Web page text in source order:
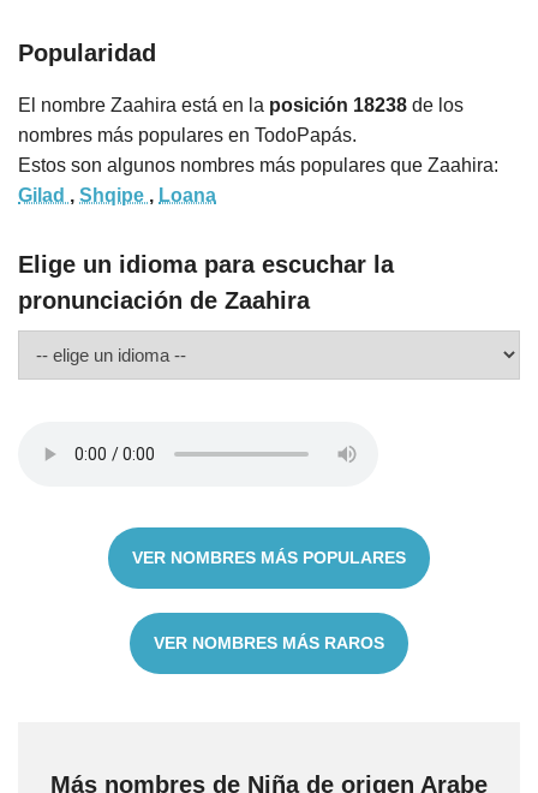
Popularidad
El nombre Zaahira está en la posición 18238 de los
nombres más populares en TodoPapás.
Estos son algunos nombres más populares que Zaahira:
Gilad , Shqipe , Loana
Elige un idioma para escuchar la
pronunciación de Zaahira
VER NOMBRES MÁS POPULARES
VER NOMBRES MÁS RAROS
Más nombres de Niña de origen Arabe